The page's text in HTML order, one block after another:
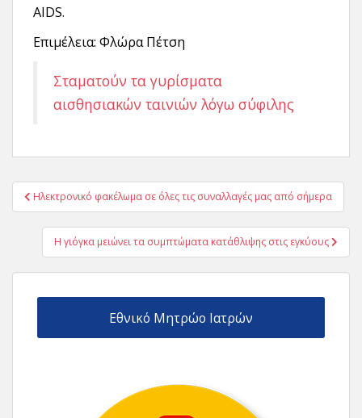
AIDS.
Επιμέλεια: Φλώρα Πέτση
Σταματούν τα γυρίσματα
αισθησιακών ταινιών λόγω σύφιλης
Πλοήγηση
άρθρων
Ηλεκτρονικό φακέλωμα σε όλες τις συναλλαγές μας από σήμερα
Η γιόγκα μειώνει τα συμπτώματα κατάθλιψης στις εγκύους
Εθνικό Μητρώο Ιατρών